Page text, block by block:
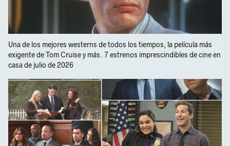
Una de los mejores westerns de todos los tiempos, la película más
exigente de Tom Cruise y más. 7 estrenos imprescindibles de cine en
casa de julio de 2026